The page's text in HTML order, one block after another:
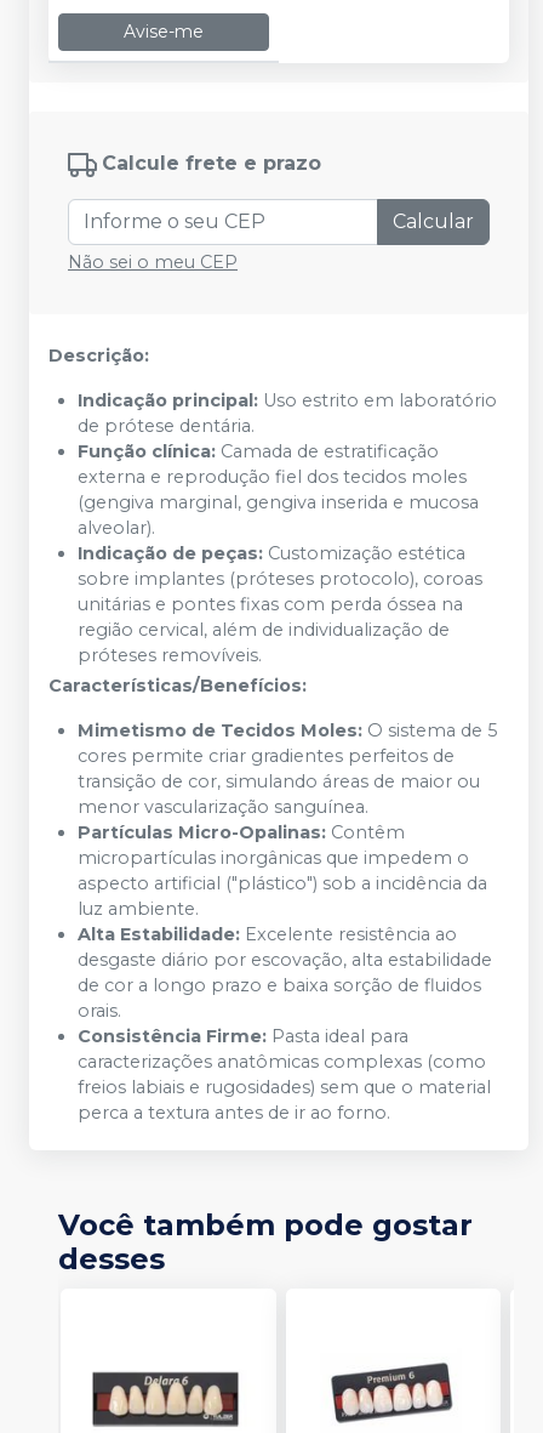
Avise-me
Calcule frete e prazo
Calcular
Não sei o meu CEP
Descrição:
Indicação principal: Uso estrito em laboratório
de prótese dentária.
Função clínica: Camada de estratificação
externa e reprodução fiel dos tecidos moles
(gengiva marginal, gengiva inserida e mucosa
alveolar).
Indicação de peças: Customização estética
sobre implantes (próteses protocolo), coroas
unitárias e pontes fixas com perda óssea na
região cervical, além de individualização de
próteses removíveis.
Características/Benefícios:
Mimetismo de Tecidos Moles: O sistema de 5
cores permite criar gradientes perfeitos de
transição de cor, simulando áreas de maior ou
menor vascularização sanguínea.
Partículas Micro-Opalinas: Contêm
micropartículas inorgânicas que impedem o
aspecto artificial ("plástico") sob a incidência da
luz ambiente.
Alta Estabilidade: Excelente resistência ao
desgaste diário por escovação, alta estabilidade
de cor a longo prazo e baixa sorção de fluidos
orais.
Consistência Firme: Pasta ideal para
caracterizações anatômicas complexas (como
freios labiais e rugosidades) sem que o material
perca a textura antes de ir ao forno.
Você também pode gostar
desses